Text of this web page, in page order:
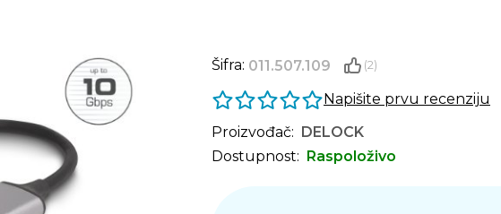
Šifra: 011.507.109 (2)
Napišite prvu recenziju
Proizvođač: DELOCK
Dostupnost: Raspoloživo